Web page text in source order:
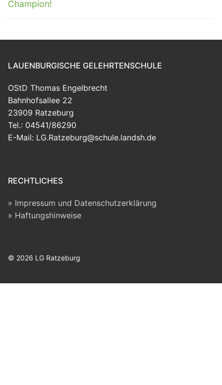
Champion!
LAUENBURGISCHE GELEHRTENSCHULE
OStD Thomas Engelbrecht
Bahnhofsallee 22
23909 Ratzeburg
Tel.: 04541/86290
E-Mail: LG.Ratzeburg@schule.landsh.de
RECHTLICHES
Impressum und Datenschutzerklärung
Haftungshinweise
© 2026 LG Ratzeburg